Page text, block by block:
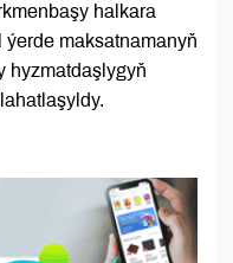
halkara
maksatnamanyň
hyzmatdaşlygyň